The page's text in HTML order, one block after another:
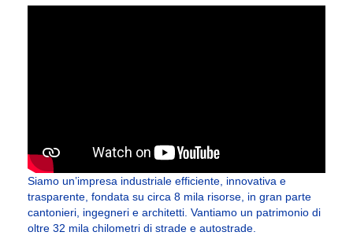
Siamo un’impresa industriale efficiente, innovativa e
trasparente, fondata su circa 8 mila risorse, in gran parte
cantonieri, ingegneri e architetti. Vantiamo un patrimonio di
oltre 32 mila chilometri di strade e autostrade.